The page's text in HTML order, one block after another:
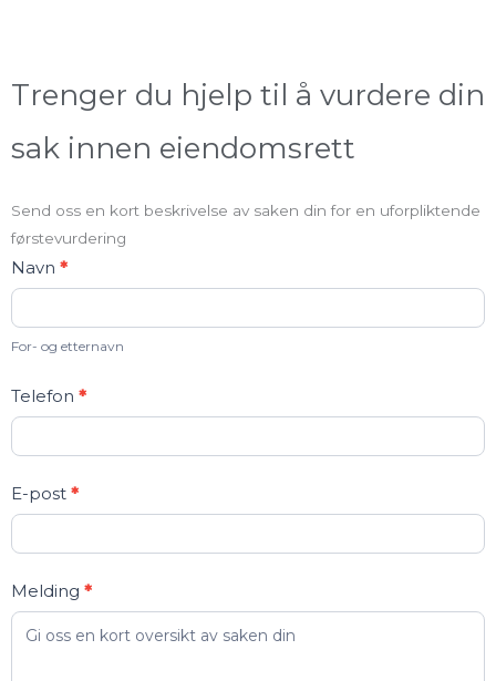
Trenger du hjelp til å vurdere din
sak innen eiendomsrett
Send oss en kort beskrivelse av saken din for en uforpliktende
førstevurdering
Kontakt
oss
Navn *
For- og etternavn
Telefon *
E-post *
Melding *